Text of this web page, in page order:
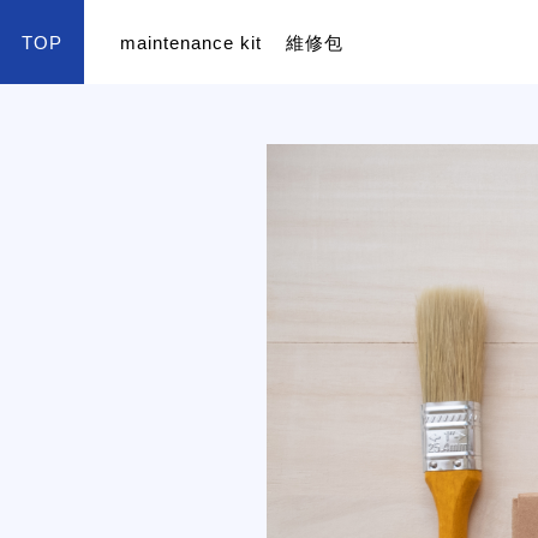
color
TOP maintenance kit 維修包